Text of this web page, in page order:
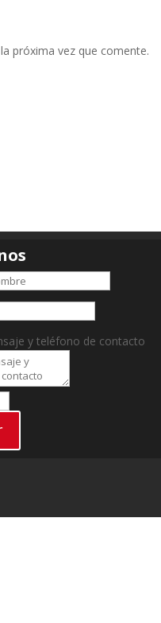
próxima vez que comente.
y teléfono de contacto